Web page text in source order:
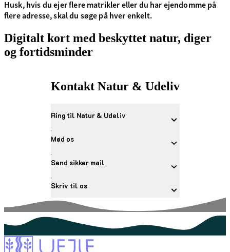
Husk, hvis du ejer flere matrikler eller du har ejendomme på
flere adresse, skal du søge på hver enkelt.
Digitalt kort med beskyttet natur, diger
og fortidsminder
Kontakt Natur & Udeliv
Ring til Natur & Udeliv
Mød os
Send sikker mail
Skriv til os